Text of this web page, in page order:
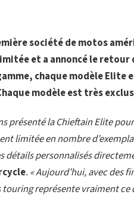
société de motos
et a annoncé le
chaque modèle Elite
modèle est très
présenté la Chieftain Elite
limitée en nombre
détails personnalisés
. « Aujourd’hui, avec des
représente vraiment ce